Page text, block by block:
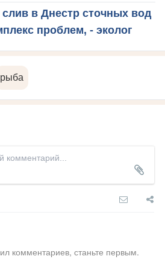
в Днестр сточных вод
проблем, - эколог
рыба
комментариев, станьте первым.